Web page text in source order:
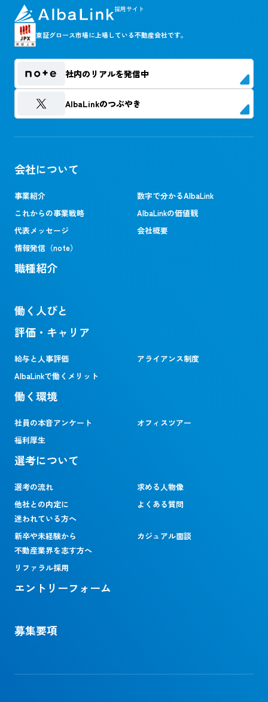
採用サイト
東証グロース市場に上場している不動産会社です。
社内のリアルを発信中
AlbaLinkのつぶやき
会社について
事業紹介
数字で分かるAlbaLink
これからの事業戦略
AlbaLinkの価値観
代表メッセージ
会社概要
情報発信（note）
職種紹介
働く人びと
評価・キャリア
給与と人事評価
アライアンス制度
AlbaLinkで働くメリット
働く環境
社員の本音アンケート
オフィスツアー
福利厚生
選考について
選考の流れ
求める人物像
他社との内定に
迷われている方へ
よくある質問
新卒や未経験から
不動産業界を志す方へ
カジュアル面談
リファラル採用
エントリーフォーム
募集要項